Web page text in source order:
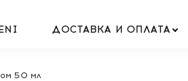
ДОСТАВКА И ОПЛАТА
50 мл